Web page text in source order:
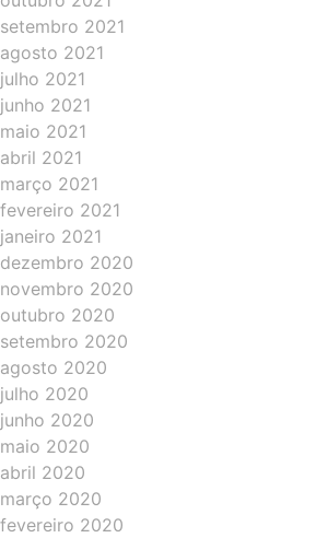
setembro 2021
agosto 2021
julho 2021
junho 2021
maio 2021
abril 2021
março 2021
fevereiro 2021
janeiro 2021
dezembro 2020
novembro 2020
outubro 2020
setembro 2020
agosto 2020
julho 2020
junho 2020
maio 2020
abril 2020
março 2020
fevereiro 2020